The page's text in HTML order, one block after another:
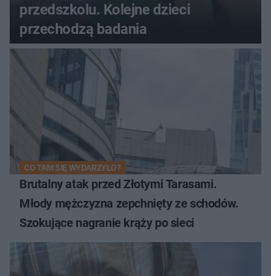
przedszkolu. Kolejne dzieci
przechodzą badania
CO TAM SIĘ WYDARZYŁO?
Brutalny atak przed Złotymi Tarasami.
Młody mężczyzna zepchnięty ze schodów.
Szokujące nagranie krąży po sieci